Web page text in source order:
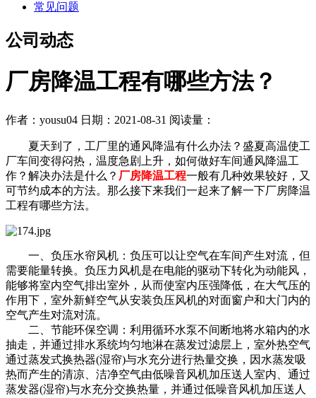
常见问题
公司动态
厂房降温工程有哪些方法？
作者：yousu04 日期：2021-08-31 阅读量：
夏天到了，工厂里的通风降温有什么办法？盛夏高温使工
厂车间变得闷热，温度急剧上升，如何做好车间通风降温工
作？解决办法是什么？ 厂房降温工程一般有几种效果较好，又
可节约成本的方法。那么接下来我们一起来了解一下厂房降温
工程有哪些方法。
一、负压水帘风机：负压可以让空气在车间产生对流，但
需要能量转换。负压力风机是在电能的驱动下转化为动能风，
能够将室内空气排出室外，从而使室内压强降低，在大气压的
作用下，室外新鲜空气从安装负压风机的对面窗户和大门内的
空气产生对流对流。
二、节能环保空调：利用循环水泵不间断地将水箱内的水
抽走，并通过排水系统均匀地淋在蒸发过滤层上，室外热空气
通过蒸发式换热器(湿帘)与水充分进行热量交换，因水蒸发吸
热而产生的清凉、洁净空气由低噪音风机加压送人室内、通过
蒸发器(湿帘)与水充分交换热量，并通过低噪音风机加压送人